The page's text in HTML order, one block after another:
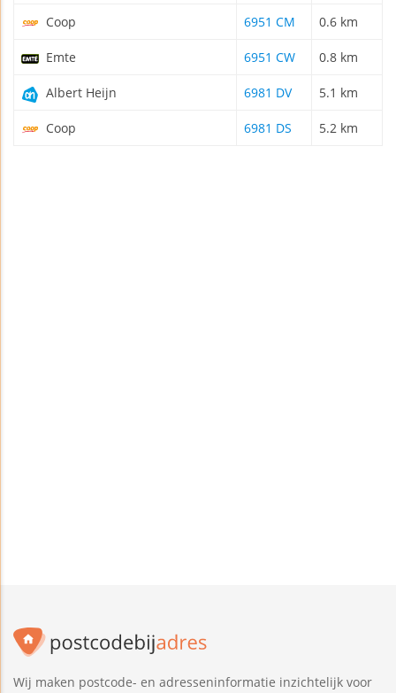
Coop 6951 CM 0.6 km
Emte 6951 CW 0.8 km
Albert Heijn 6981 DV 5.1 km
Coop 6981 DS 5.2 km
Wij maken postcode- en adresseninformatie inzichtelijk voor